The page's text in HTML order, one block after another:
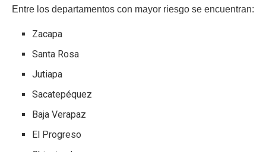
Entre los departamentos con mayor riesgo se encuentran:
Zacapa
Santa Rosa
Jutiapa
Sacatepéquez
Baja Verapaz
El Progreso